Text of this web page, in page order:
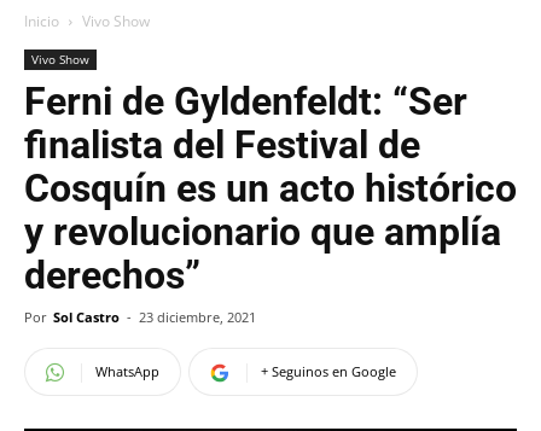
Inicio Vivo Show
Vivo Show
Ferni de Gyldenfeldt: “Ser
finalista del Festival de
Cosquín es un acto histórico
y revolucionario que amplía
derechos”
Por Sol Castro - 23 diciembre, 2021
WhatsApp + Seguinos en Google